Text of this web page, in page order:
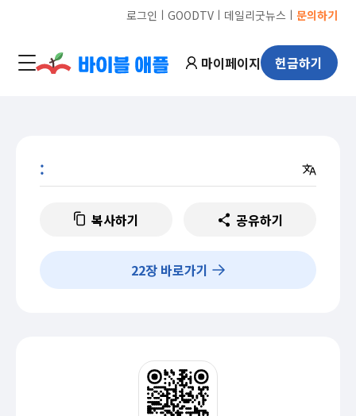
로그인 ㅣ GOODTVㅣ 데일리굿뉴스 ㅣ 문의하기
마이페이지 헌금하기
:
복사하기 공유하기
22장 바로가기